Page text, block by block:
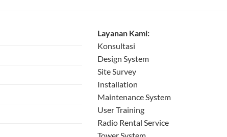
Layanan Kami:
Konsultasi
Design System
Site Survey
Installation
Maintenance System
User Training
Radio Rental Service